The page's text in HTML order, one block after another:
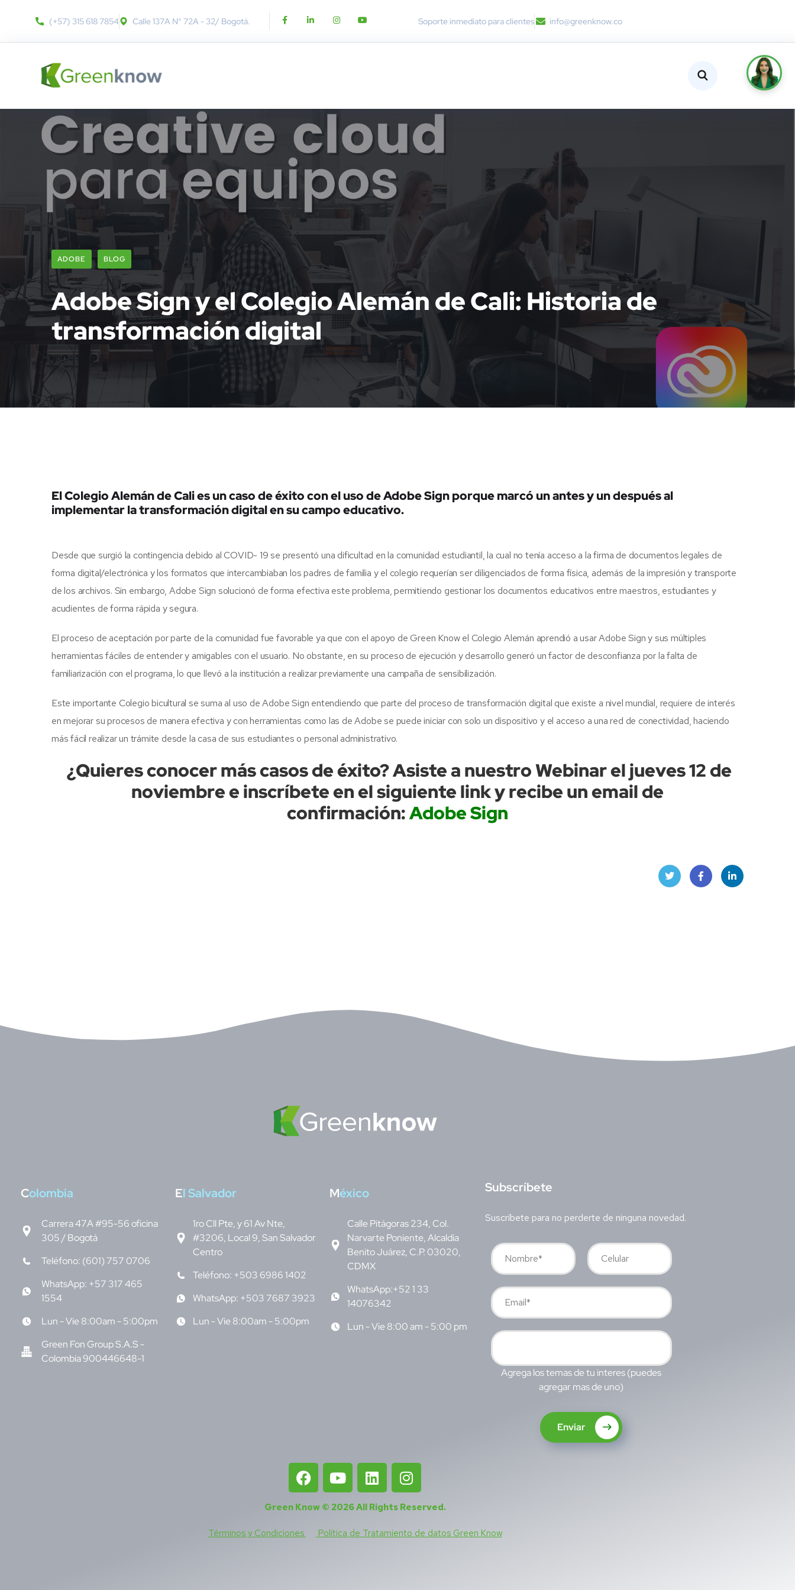
(+57) 315 618 7854 Calle 137A N° 72A - 32​/ Bogotá. Soporte inmediato para clientes info@greenknow.co
ADOBE BLOG
Adobe Sign y el Colegio Alemán de Cali: Historia de
transformación digital
El Colegio Alemán de Cali es un caso de éxito con el uso de Adobe Sign porque marcó un antes y un después al
implementar la transformación digital en su campo educativo.
Desde que surgió la contingencia debido al COVID- 19 se presentó una dificultad en la comunidad estudiantil, la cual no tenía acceso a la firma de documentos legales de
forma digital/electrónica y los formatos que intercambiaban los padres de familia y el colegio requerían ser diligenciados de forma física, además de la impresión y transporte
de los archivos. Sin embargo, Adobe Sign solucionó de forma efectiva este problema, permitiendo gestionar los documentos educativos entre maestros, estudiantes y
acudientes de forma rápida y segura.
El proceso de aceptación por parte de la comunidad fue favorable ya que con el apoyo de Green Know el Colegio Alemán aprendió a usar Adobe Sign y sus múltiples
herramientas fáciles de entender y amigables con el usuario. No obstante, en su proceso de ejecución y desarrollo generó un factor de desconfianza por la falta de
familiarización con el programa, lo que llevó a la institución a realizar previamente una campaña de sensibilización.
Este importante Colegio bicultural se suma al uso de Adobe Sign entendiendo que parte del proceso de transformación digital que existe a nivel mundial, requiere de interés
en mejorar su procesos de manera efectiva y con herramientas como las de Adobe se puede iniciar con solo un dispositivo y el acceso a una red de conectividad, haciendo
más fácil realizar un trámite desde la casa de sus estudiantes o personal administrativo.
¿Quieres conocer más casos de éxito? Asiste a nuestro Webinar el jueves 12 de
noviembre e inscríbete en el siguiente link y recibe un email de
confirmación:Adobe Sign
Colombia
Carrera 47A #95-56 oficina
305 / Bogotá
Teléfono: (601) 757 0706
WhatsApp: +57 317 465
1554
Lun - Vie 8:00am - 5:00pm
Green Fon Group S.A.S -
Colombia 900446648-1
El Salvador
1ro Cll Pte, y 61 Av Nte,
#3206, Local 9, San Salvador
Centro
Teléfono: +503 6986 1402
WhatsApp: +503 7687 3923
Lun - Vie 8:00am - 5:00pm
México
Calle Pitágoras 234, Col.
Narvarte Poniente, Alcaldía
Benito Juárez, C.P. 03020,
CDMX
WhatsApp:+52 1 33
14076342
Lun - Vie 8:00 am - 5:00 pm
Subscríbete
Suscríbete para no perderte de ninguna novedad.
Agrega los temas de tu interes (puedes
agregar mas de uno)
Enviar
Green Know © 2026All Rights Reserved.
Términos y Condiciones Política de Tratamiento de datos Green Know